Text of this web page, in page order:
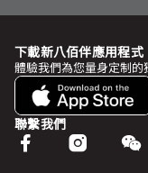
下載新八佰伴應用程式
體驗我們為您量身定制的
聯繫我們